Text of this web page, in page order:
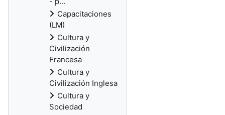
Capacitaciones
(LM)
Cultura y
Civilización
Francesa
Cultura y
Civilización Inglesa
Cultura y
Sociedad